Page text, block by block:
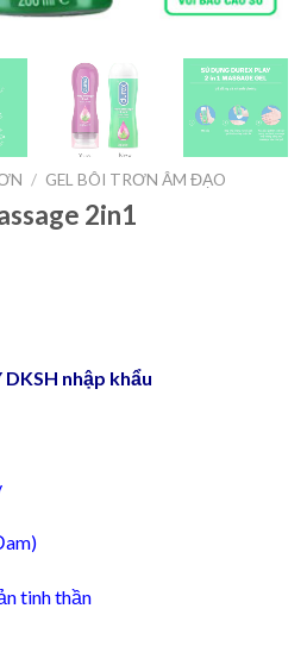
/ GEL BÔI TRƠN ÂM ĐẠO
2in1
nhập khẩu
tinh thần